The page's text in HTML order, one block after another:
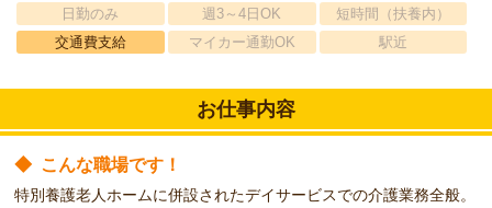
日勤のみ
週3～4日OK
短時間（扶養内）
交通費支給
マイカー通勤OK 駅近
お仕事内容
◆ こんな職場です！
特別養護老人ホームに併設されたデイサービスでの介護業務全般。